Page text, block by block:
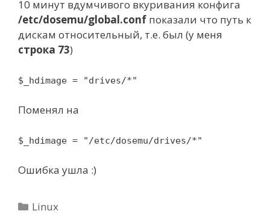
10 минут вдумчивого вкуривания конфига
/etc/dosemu/global.conf показали что путь к
дискам относительный, т.е. был (у меня
строка 73)
$_hdimage = "drives/*"
Поменял на
$_hdimage = "/etc/dosemu/drives/*"
Ошибка ушла :)
Categories
Linux